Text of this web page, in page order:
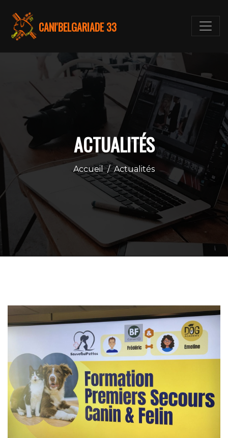
CANI'BELGARIADE 33
ACTUALITÉS
Accueil / Actualités